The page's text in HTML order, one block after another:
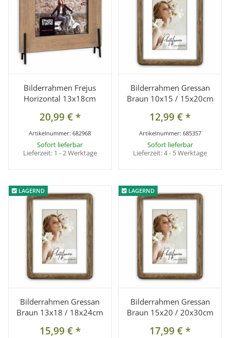
Bilderrahmen Frejus
Horizontal 13x18cm
20,99 €*
Artikelnummer:682968
Sofort lieferbar
Lieferzeit: 1 - 2 Werktage
Bilderrahmen Gressan
Braun 10x15 / 15x20cm
12,99 €*
Artikelnummer: 685357
Sofort lieferbar
Lieferzeit:4 - 5 Werktage
LAGERND
LAGERND
Bilderrahmen Gressan
Braun 13x18 / 18x24cm
15,99 €*
LAGERND
LAGERND
Bilderrahmen Gressan
Braun 15x20 / 20x30cm
17,99 €*